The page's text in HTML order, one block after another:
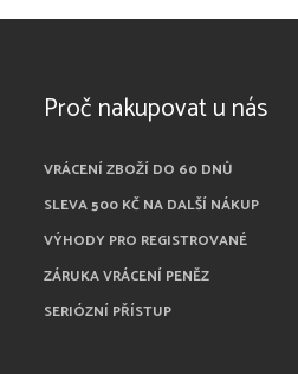
Proč nakupovat u nás
VRÁCENÍ ZBOŽÍ DO 60 DNŮ
SLEVA 500 KČ NA DALŠÍ NÁKUP
VÝHODY PRO REGISTROVANÉ
ZÁRUKA VRÁCENÍ PENĚZ
SERIÓZNÍ PŘÍSTUP